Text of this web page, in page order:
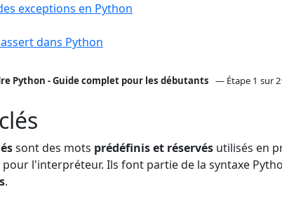
exceptions en Python
dans Python
Python - Guide complet pour les débutants — Étape 1 sur
sont des mots prédéfinis et réservés utilisés en
l'interpréteur. Ils font partie de la syntaxe
.